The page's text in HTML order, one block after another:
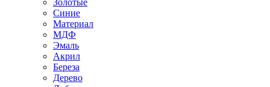
Золотые
Синие
Материал
МДФ
Эмаль
Акрил
Береза
Дерево